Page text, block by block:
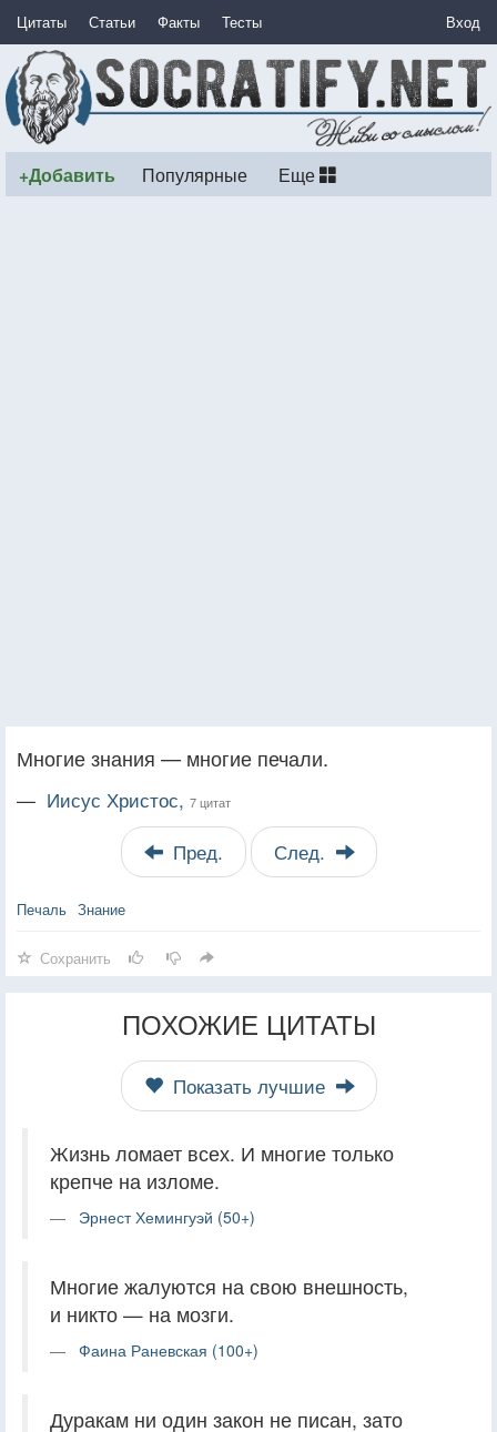
Цитаты Статьи Факты Тесты Вход
+Добавить Популярные Еще
Многие знания — многие печали.
— Иисус Христос, 7 цитат
Пред. След.
Печаль Знание
Сохранить
ПОХОЖИЕ ЦИТАТЫ
Показать лучшие
Жизнь ломает всех. И многие только
крепче на изломе.
Эрнест Хемингуэй (50+)
Многие жалуются на свою внешность,
и никто — на мозги.
Фаина Раневская (100+)
Дуракам ни один закон не писан, зато